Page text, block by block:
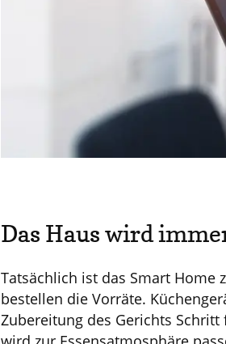
Das Haus wird
Tatsächlich ist das Smart Home
bestellen die Vorräte.
Zubereitung des Gerichts